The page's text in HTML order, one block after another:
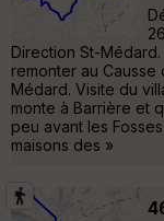
Direction St-
remonter au
Médard. Visite du
monte à Barrière et
peu avant les
maisons des »